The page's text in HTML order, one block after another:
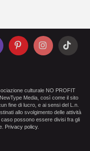
culturale NO PROFIT
Media, così come il sito
fine di lucro, e ai sensi del L.n.
allo svolgimento delle attività
possono essere divisi fra gli
Privacy policy.